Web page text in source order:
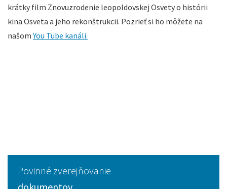
krátky film Znovuzrodenie leopoldovskej Osvety o histórii
kina Osveta a jeho rekonštrukcii. Pozrieť si ho môžete na
našomYou Tube kanáli.
Povinné zverejňovanie